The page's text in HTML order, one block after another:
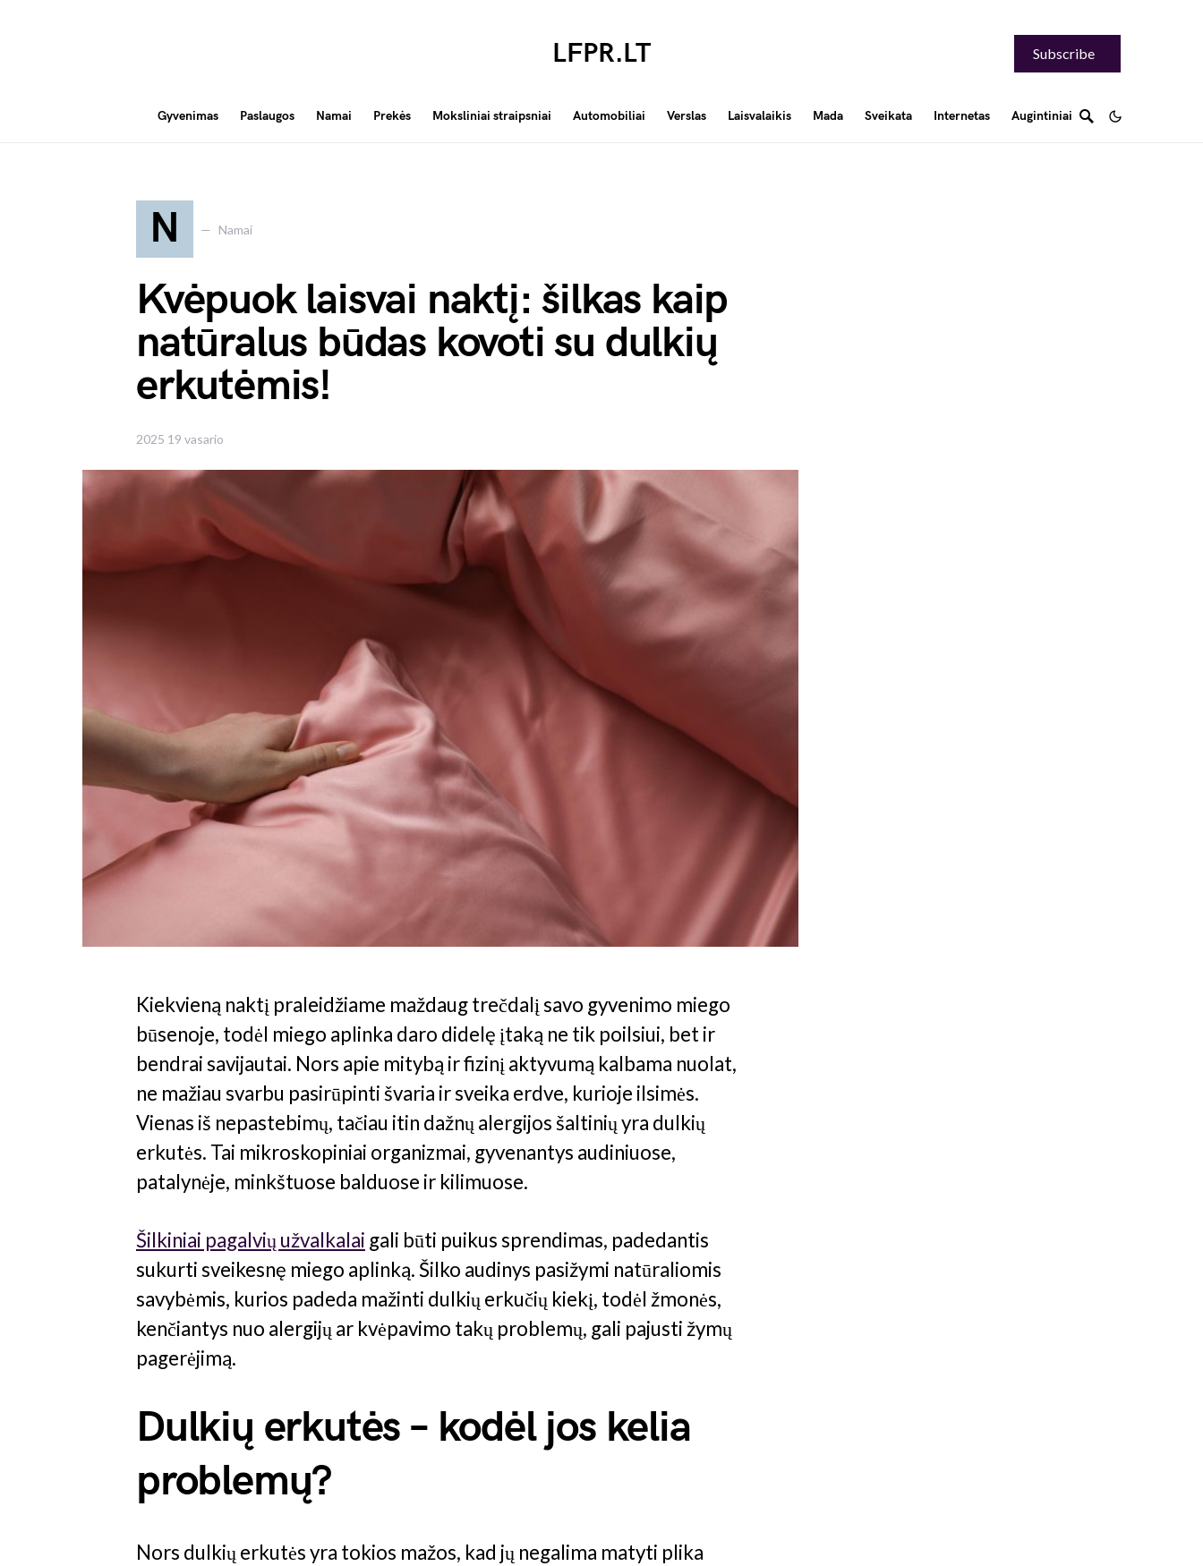
LFPR.LT Subscribe
Gyvenimas Paslaugos Namai Prekės Moksliniai straipsniai Automobiliai Verslas Laisvalaikis Mada Sveikata Internetas Augintiniai
N Namai
Kvėpuok laisvai naktį: šilkas kaip
natūralus būdas kovoti su dulkių
erkutėmis!
2025 19 vasario
Kiekvieną naktį praleidžiame maždaug trečdalį savo gyvenimo miego
būsenoje, todėl miego aplinka daro didelę įtaką ne tik poilsiui, bet ir
bendrai savijautai. Nors apie mitybą ir fizinį aktyvumą kalbama nuolat,
ne mažiau svarbu pasirūpinti švaria ir sveika erdve, kurioje ilsimės.
Vienas iš nepastebimų, tačiau itin dažnų alergijos šaltinių yra dulkių
erkutės. Tai mikroskopiniai organizmai, gyvenantys audiniuose,
patalynėje, minkštuose balduose ir kilimuose.
Šilkiniai pagalvių užvalkalai gali būti puikus sprendimas, padedantis
sukurti sveikesnę miego aplinką. Šilko audinys pasižymi natūraliomis
savybėmis, kurios padeda mažinti dulkių erkučių kiekį, todėl žmonės,
kenčiantys nuo alergijų ar kvėpavimo takų problemų, gali pajusti žymų
pagerėjimą.
Dulkių erkutės – kodėl jos kelia
problemų?
Nors dulkių erkutės yra tokios mažos, kad jų negalima matyti plika